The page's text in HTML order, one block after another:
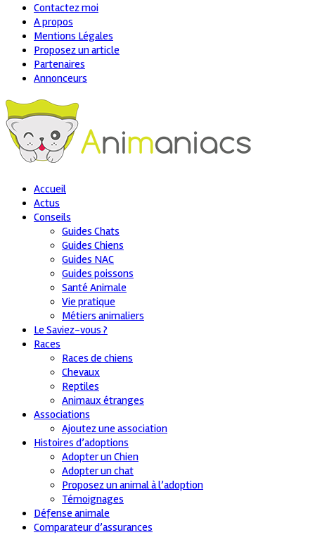
Contactez moi
A propos
Mentions Légales
Proposez un article
Partenaires
Annonceurs
Accueil
Actus
Conseils
Guides Chats
Guides Chiens
Guides NAC
Guides poissons
Santé Animale
Vie pratique
Métiers animaliers
Le Saviez-vous ?
Races
Races de chiens
Chevaux
Reptiles
Animaux étranges
Associations
Ajoutez une association
Histoires d’adoptions
Adopter un Chien
Adopter un chat
Proposez un animal à l’adoption
Témoignages
Défense animale
Comparateur d’assurances